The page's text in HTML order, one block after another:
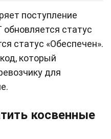
поступление
статус
статус «Обеспечен».
который
для
косвенные